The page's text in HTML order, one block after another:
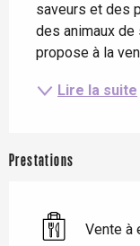
saveurs et des
des animaux de
propose à la
Lire la suite
Prestations
Vente à